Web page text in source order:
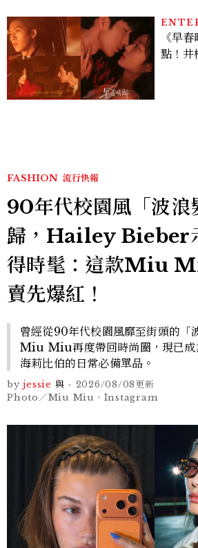
《早
點！井
FASHION 流行快報
90年代校園風「波浪
歸，Hailey Bieber
得時髦：這款Miu
賣先爆紅！
曾經從90年代校園風靡至街頭的「
Miu Miu再度帶回時尚圈，現已
海莉比伯的日常必備單品。
by jessie 與 - 2026/08/08更新
Photo／Miu Miu、Instagram